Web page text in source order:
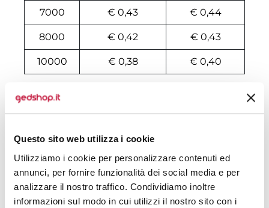
Questo sito web utilizza i cookie
Utilizziamo i cookie per personalizzare contenuti ed
annunci, per fornire funzionalità dei social media e per
analizzare il nostro traffico. Condividiamo inoltre
informazioni sul modo in cui utilizzi il nostro sito con i
7000 € 0,43 € 0,44
8000 € 0,42 € 0,43
10000 € 0,38 € 0,40
Tecniche di stampa
Area di personalizzazione
Domande e risposte